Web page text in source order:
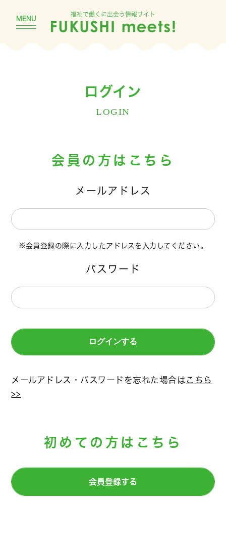
MENU
福祉で働くに出会う情報サイト
ログイン
LOGIN
会員の方はこちら
メールアドレス
会員登録の際に入力したアドレスを入力してください。
パスワード
メールアドレス・パスワードを忘れた場合は こちら
>>
初めての方はこちら
会員登録する